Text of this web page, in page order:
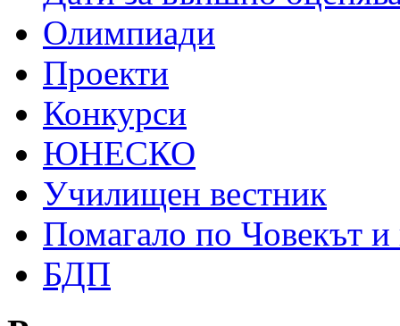
Олимпиади
Проекти
Конкурси
ЮНЕСКО
Училищен вестник
Помагало по Човекът и
БДП